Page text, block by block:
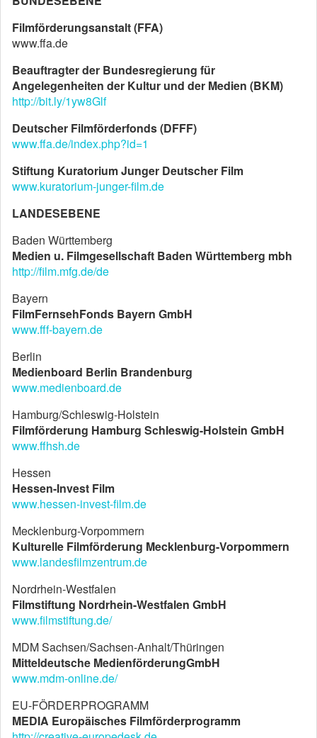
Filmförderungsanstalt (FFA)
www.ffa.de
Beauftragter der Bundesregierung für
Angelegenheiten der Kultur und der Medien (BKM)
http://bit.ly/1yw8Glf
Deutscher Filmförderfonds (DFFF)
www.ffa.de/index.php?id=1
Stiftung Kuratorium Junger Deutscher Film
www.kuratorium-junger-film.de
LANDESEBENE
Baden Württemberg
Medien u. Filmgesellschaft Baden Württemberg mbh
http://film.mfg.de/de
Bayern
FilmFernsehFonds Bayern GmbH
www.fff-bayern.de
Berlin
Medienboard Berlin Brandenburg
www.medienboard.de
Hamburg/Schleswig-Holstein
Filmförderung Hamburg Schleswig-Holstein GmbH
www.ffhsh.de
Hessen
Hessen-Invest Film
www.hessen-invest-film.de
Mecklenburg-Vorpommern
Kulturelle Filmförderung Mecklenburg-Vorpommern
www.landesfilmzentrum.de
Nordrhein-Westfalen
Filmstiftung Nordrhein-Westfalen GmbH
www.filmstiftung.de/
MDM Sachsen/Sachsen-Anhalt/Thüringen
Mitteldeutsche MedienförderungGmbH
www.mdm-online.de/
EU-FÖRDERPROGRAMM
MEDIA Europäisches Filmförderprogramm